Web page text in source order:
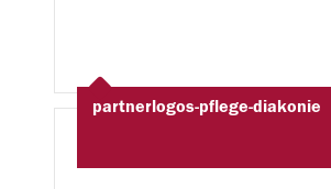
partnerlogos-pflege-diakonie